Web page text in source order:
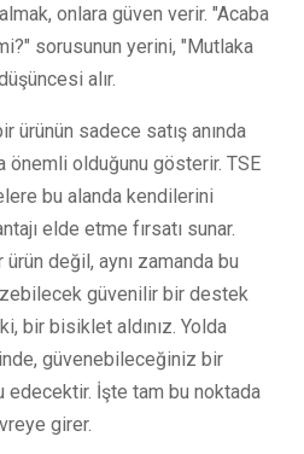
onlara güven verir. "Acaba
sorusunun yerini, "Mutlaka
alır.
ürünün sadece satış anında
önemli olduğunu gösterir. TSE
bu alanda kendilerini
elde etme fırsatı sunar.
değil, aynı zamanda bu
güvenilir bir destek
bir bisiklet aldınız. Yolda
güvenebileceğiniz bir
edecektir. İşte tam bu noktada
girer.